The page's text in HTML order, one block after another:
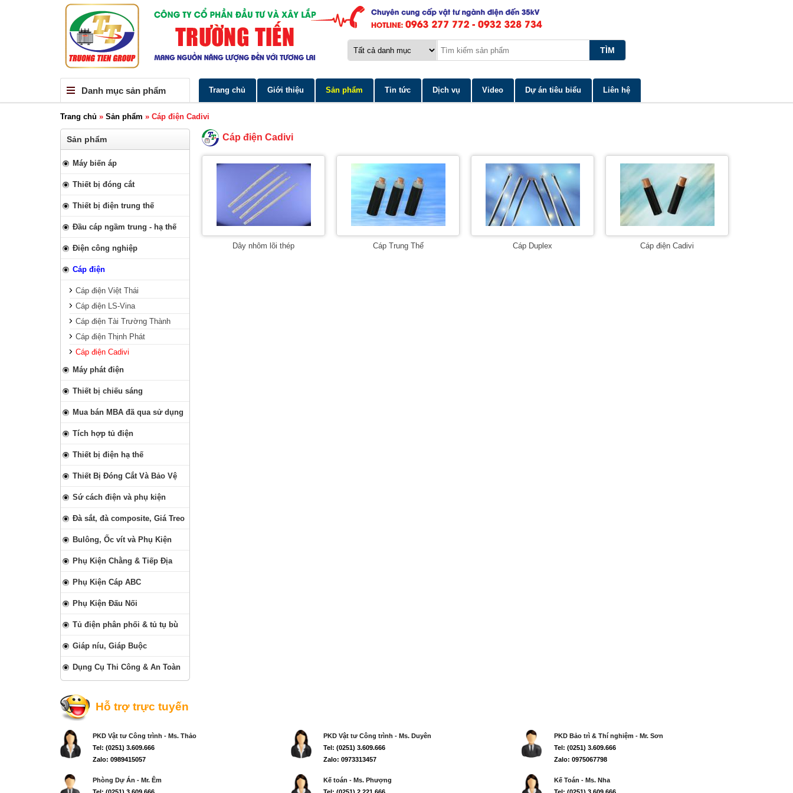
Danh mục sản phẩm Trang chủ Giới thiệu Sản phẩm Tin tức Dịch vụ Video Dự án tiêu biểu Liên hệ
Trang chủ » Sản phẩm » Cáp điện Cadivi
Sản phẩm
Máy biến áp
Thiết bị đóng cắt
Thiết bị điện trung thế
Đầu cáp ngầm trung - hạ thế
Điện công nghiệp
Cáp điện
Cáp điện Việt Thái
Cáp điện LS-Vina
Cáp điện Tài Trường Thành
Cáp điện Thịnh Phát
Cáp điện Cadivi
Máy phát điện
Thiết bị chiếu sáng
Mua bán MBA đã qua sử dụng
Tích hợp tủ điện
Thiết bị điện hạ thế
Thiết Bị Đóng Cắt Và Bảo Vệ
Sứ cách điện và phụ kiện
Đà sắt, đà composite, Giá Treo
Bulông, Ốc vít và Phụ Kiện
Phụ Kiện Chằng & Tiếp Địa
Phụ Kiện Cáp ABC
Phụ Kiện Đấu Nối
Tủ điện phân phối & tủ tụ bù
Giáp níu, Giáp Buộc
Dụng Cụ Thi Công & An Toàn
Cáp điện Cadivi
Dây nhôm lõi thép Cáp Trung Thế Cáp Duplex Cáp điện Cadivi
Hỗ trợ trực tuyến
PKD Vật tư Công trình - Ms. Thảo
Tel: (0251) 3.609.666
Zalo: 0989415057
PKD Vật tư Công trình - Ms. Duyên
Tel: (0251) 3.609.666
Zalo: 0973313457
PKD Bảo trì & Thí nghiệm - Mr. Sơn
Tel: (0251) 3.609.666
Zalo: 0975067798
Phòng Dự Án - Mr. Êm
Kế toán - Ms. Phượng
Kế Toán - Ms. Nha